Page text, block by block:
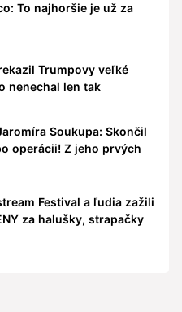
To najhoršie je už za
Trumpovy veľké
nenechal len tak
Soukupa: Skončil
operácii! Z jeho prvých
Festival a ľudia zažili
za halušky, strapačky